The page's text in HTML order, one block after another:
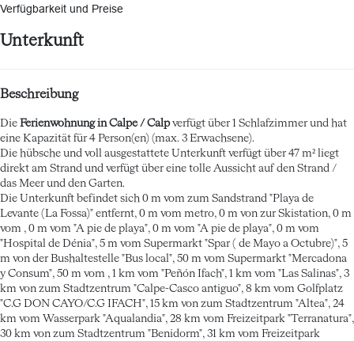
Verfügbarkeit und Preise
Unterkunft
Beschreibung
Die Ferienwohnung in Calpe / Calpverfügt über 1 Schlafzimmer und hat
eine Kapazität für 4 Person(en) (max. 3 Erwachsene).
Die hübsche und voll ausgestattete Unterkunft verfügt über 47 m² liegt
direkt am Strand und verfügt über eine tolle Aussicht auf den Strand /
das Meer und den Garten.
Die Unterkunft befindet sich 0 m vom zum Sandstrand "Playa de
Levante (La Fossa)" entfernt, 0 m vom metro, 0 m von zur Skistation, 0 m
vom , 0 m vom "A pie de playa", 0 m vom "A pie de playa", 0 m vom
"Hospital de Dénia", 5 m vom Supermarkt "Spar ( de Mayo a Octubre)", 5
m von der Bushaltestelle "Bus local", 50 m vom Supermarkt "Mercadona
y Consum", 50 m vom , 1 km vom "Peñón Ifach", 1 km vom "Las Salinas", 3
km von zum Stadtzentrum "Calpe-Casco antiguo", 8 km vom Golfplatz
"C.G DON CAYO/C.G IFACH", 15 km von zum Stadtzentrum "Altea", 24
km vom Wasserpark "Aqualandia", 28 km vom Freizeitpark "Terranatura",
30 km von zum Stadtzentrum "Benidorm", 31 km vom Freizeitpark